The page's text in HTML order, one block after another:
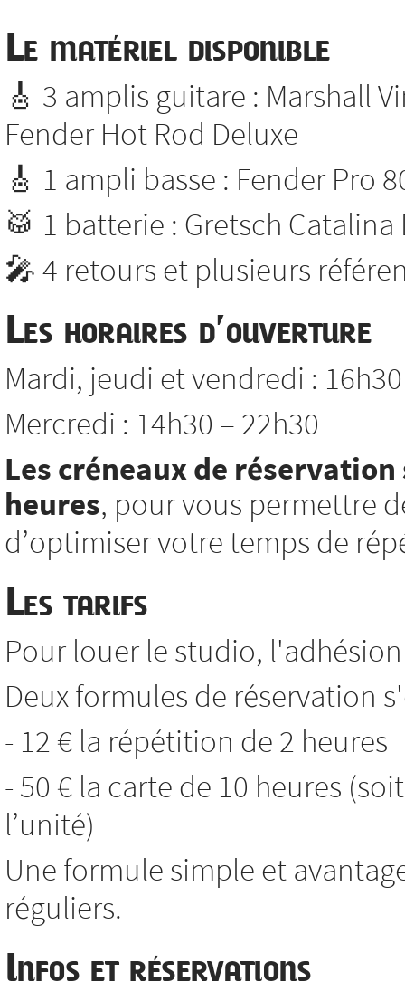
Le matériel disponible
🎸 3 amplis guitare : Marshall
Fender Hot Rod Deluxe
🎸 1 ampli basse : Fender Pro
🥁 1 batterie : Gretsch Catalina
🎤 4 retours et plusieurs
Les horaires d’ouverture
Mardi, jeudi et vendredi :
Mercredi : 14h30 – 22h30
Les créneaux de
heures, pour vous permettre
d’optimiser votre temps de
Les tarifs
Pour louer le studio,
Deux formules de réservation
- 12 € la répétition de 2 heures
- 50 € la carte de 10 heures
l’unité)
Une formule simple et
réguliers.
Infos et réservations